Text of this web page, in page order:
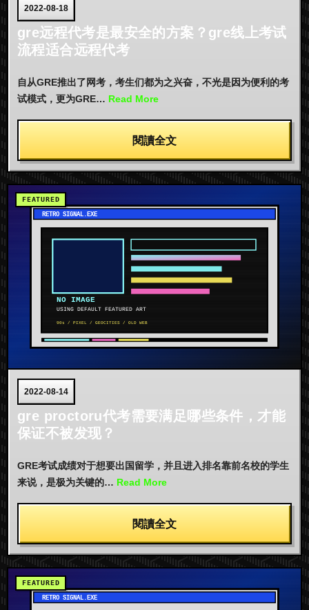
2022-08-18
gre远程代考是最安全的方案？gre线上考试
流程适合远程代考
自从GRE推出了网考，考生们都为之兴奋，不光是因为便利的考
试模式，更为GRE… Read More
閱讀全文
2022-08-14
gre proctoru代考需要满足哪些条件，才能
保证不被发现？
GRE考试成绩对于想要出国留学，并且进入排名靠前名校的学生
来说，是极为关键的… Read More
閱讀全文